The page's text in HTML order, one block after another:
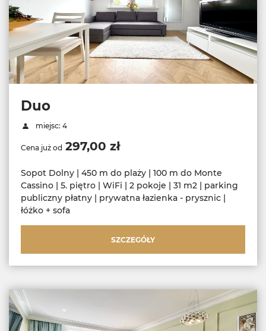
Duo
miejsc: 4
Cena już od 297,00 zł
Sopot Dolny | 450 m do plaży | 100 m do Monte
Cassino | 5. piętro | WiFi | 2 pokoje | 31 m2 | parking
publiczny płatny | prywatna łazienka - prysznic |
łóżko + sofa
SZCZEGÓŁY